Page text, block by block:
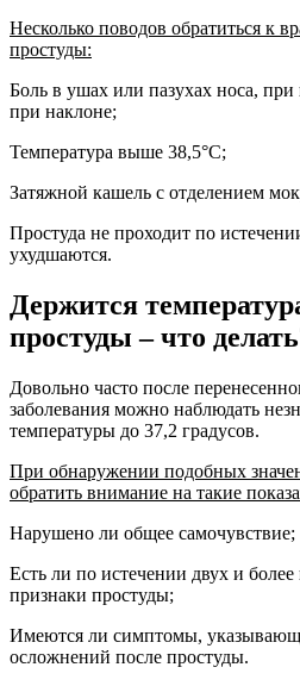
Несколько поводов обратиться к
простуды:
Боль в ушах или пазухах носа, при
при наклоне;
Температура выше 38,5°С;
Затяжной кашель с отделением
Простуда не проходит по
ухудшаются.
Держится
простуды – что
Довольно часто после
заболевания можно наблюдать
температуры до 37,2 градусов.
При обнаружении подобных
обратить внимание на такие
Нарушено ли общее самочувствие;
Есть ли по истечении двух и более
признаки простуды;
Имеются ли симптомы,
осложнений после простуды.